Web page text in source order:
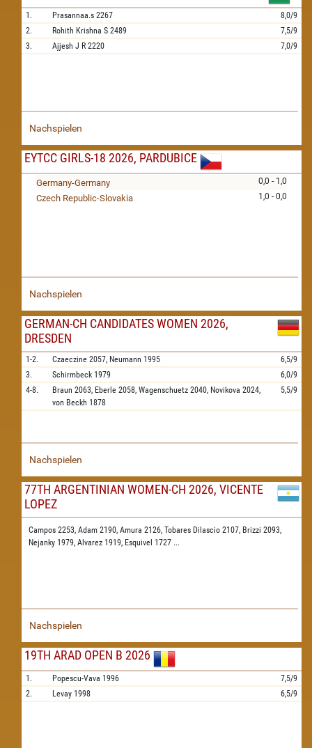
1. Prasannaa.s 2267
8,0/9
2.
Rohith Krishna S 2489
7,5/9
3.
Ajjesh J R 2220 7,0/9
Nachspielen
EYTCC GIRLS-18 2026, PARDUBICE
0,0 - 1,0
Germany-Germany
1,0 - 0,0
Czech Republic-Slovakia
Nachspielen
GERMAN-CH CANDIDATES WOMEN 2026,
DRESDEN
1-2. Czaeczine 2057, Neumann 1995
6,5/9
3.
Schirmbeck 1979
6,0/9
4-8.
Braun 2063, Eberle 2058, Wagenschuetz 2040, Novikova 2024,
von Beckh 1878
5,5/9
Nachspielen
77TH ARGENTINIAN WOMEN-CH 2026, VICENTE
LOPEZ
Campos 2253, Adam 2190, Amura 2126, Tobares Dilascio 2107, Brizzi 2093,
Nejanky 1979, Alvarez 1919, Esquivel 1727 ...
Nachspielen
19TH ARAD OPEN B 2026
1. Popescu-Vava 1996
7,5/9
2.
Levay 1998 6,5/9